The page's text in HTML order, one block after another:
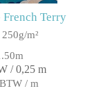
Terry
m²
/ 0,25 m
/ m